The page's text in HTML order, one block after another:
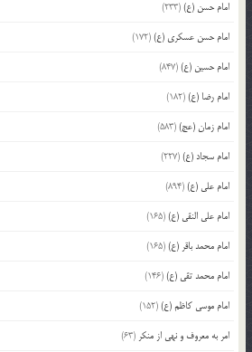
امام حسن (ع)(233)
امام حسن عسکری (ع)(172)
امام حسین (ع)(847)
امام رضا (ع)(182)
امام زمان (عج)(583)
امام سجاد (ع)(227)
امام علی (ع)(894)
امام علی النقی (ع)(165)
امام محمد باقر (ع)(165)
امام محمد تقی (ع)(146)
امام موسی کاظم (ع)(152)
امر به معروف و نهی از منکر (63)